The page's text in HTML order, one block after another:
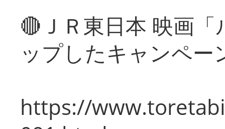
🔴ＪＲ東日本 映画
ップしたキャンペー
https://